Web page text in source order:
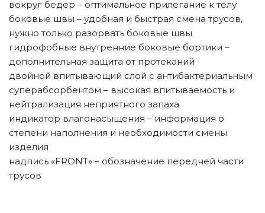
вокруг бедер – оптимальное прилегание к телу
боковые швы – удобная и быстрая смена трусов,
нужно только разорвать боковые швы
гидрофобные внутренние боковые бортики –
дополнительная защита от протеканий
двойной впитывающий слой с антибактериальным
суперабсорбентом – высокая впитываемость и
нейтрализация неприятного запаха
индикатор влагонасыщения – информация о
степени наполнения и необходимости смены
изделия
надпись «FRONT» – обозначение передней части
трусов